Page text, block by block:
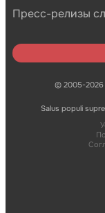
Пресс-релизы
© 2005-2026
Salus populi